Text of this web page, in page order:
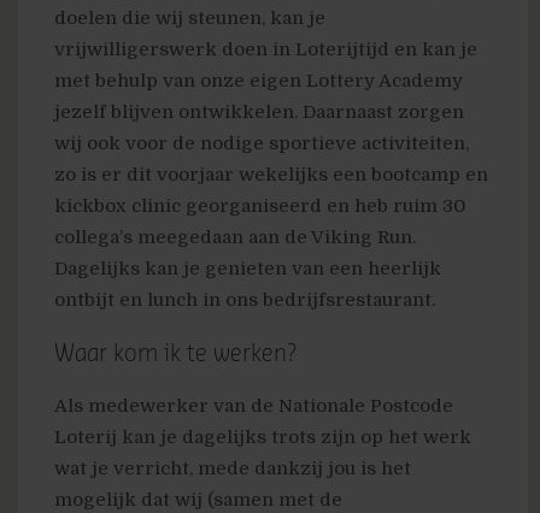
doelen die wij steunen, kan je
vrijwilligerswerk doen in Loterijtijd en kan je
met behulp van onze eigen Lottery Academy
jezelf blijven ontwikkelen. Daarnaast zorgen
wij ook voor de nodige sportieve activiteiten,
zo is er dit voorjaar wekelijks een bootcamp en
kickbox clinic georganiseerd en heb ruim 30
collega’s meegedaan aan de Viking Run.
Dagelijks kan je genieten van een heerlijk
ontbijt en lunch in ons bedrijfsrestaurant.
Waar kom ik te werken?
Als medewerker van de Nationale Postcode
Loterij kan je dagelijks trots zijn op het werk
wat je verricht, mede dankzij jou is het
mogelijk dat wij (samen met de